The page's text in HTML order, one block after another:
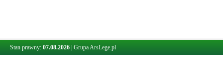
Stan prawny: 07.08.2026 Grupa ArsLege.pl